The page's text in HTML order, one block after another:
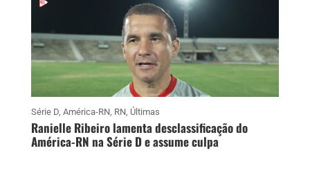
Série D, América-RN, RN, Últimas
Ranielle Ribeiro lamenta desclassificação do
América-RN na Série D e assume culpa